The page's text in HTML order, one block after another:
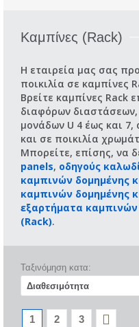
Καμπίνες (Rack)
Η εταιρεία μας σας
ποικιλία σε καμπίνες
Βρείτε καμπίνες Rack
διαφόρων διαστάσεων,
μονάδων U 4 έως και 7,
και σε ποικιλία
Μπορείτε, επίσης, να
panels, οδηγούς
καμπινών δομημένης
καμπινών δομημένης
εξαρτήματα
(Rack).
Ταξινόμηση κατα:
1 2 3